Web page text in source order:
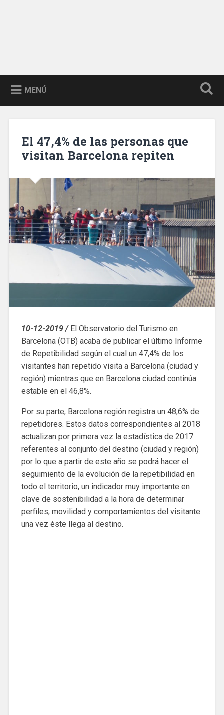
MENÚ
El 47,4% de las personas que
visitan Barcelona repiten
10-12-2019 /El Observatorio del Turismo en
Barcelona (OTB) acaba de publicar el último Informe
de Repetibilidad según el cual un 47,4% de los
visitantes han repetido visita a Barcelona (ciudad y
región) mientras que en Barcelona ciudad continúa
estable en el 46,8%.
Por su parte, Barcelona región registra un 48,6% de
repetidores. Estos datos correspondientes al 2018
actualizan por primera vez la estadística de 2017
referentes al conjunto del destino (ciudad y región)
por lo que a partir de este año se podrá hacer el
seguimiento de la evolución de la repetibilidad en
todo el territorio, un indicador muy importante en
clave de sostenibilidad a la hora de determinar
perfiles, movilidad y comportamientos del visitante
una vez éste llega al destino.